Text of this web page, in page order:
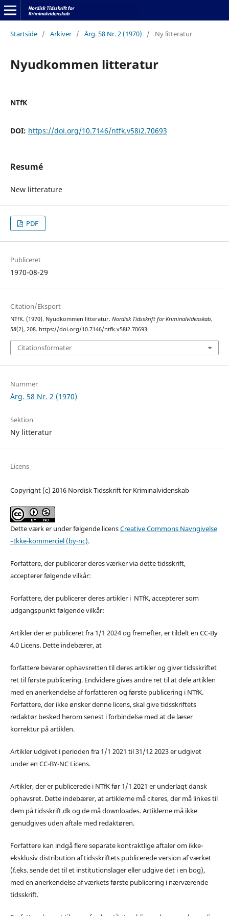
Startside / Arkiver / Årg. 58 Nr. 2 (1970) / Ny litteratur
Nyudkommen litteratur
NTfK
DOI: https://doi.org/10.7146/ntfk.v58i2.70693
Resumé
New litterature
PDF
Publiceret
1970-08-29
Citation/Eksport
NTfK. (1970). Nyudkommen litteratur. Nordisk Tidsskrift for Kriminalvidenskab,
58(2), 208. https://doi.org/10.7146/ntfk.v58i2.70693
Citationsformater
Nummer
Årg. 58 Nr. 2 (1970)
Sektion
Ny litteratur
Licens
Copyright (c) 2016 Nordisk Tidsskrift for Kriminalvidenskab
Dette værk er under følgende licensCreative Commons Navngivelse
–Ikke-kommerciel (by-nc).
Forfattere, der publicerer deres værker via dette tidsskrift,
accepterer følgende vilkår:
Forfattere, der publicerer deres artikler i NTfK, accepterer som
udgangspunkt følgende vilkår:
Artikler der er publiceret fra 1/1 2024 og fremefter, er tildelt en CC-By
4.0 Licens. Dette indebærer, at
forfattere bevarer ophavsretten til deres artikler og giver tidsskriftet
ret til første publicering. Endvidere gives andre ret til at dele artiklen
med en anerkendelse af forfatteren og første publicering i NTfK.
Forfattere, der ikke ønsker denne licens, skal give tidsskriftets
redaktør besked herom senest i forbindelse med at de læser
korrektur på artiklen.
Artikler udgivet i perioden fra 1/1 2021 til 31/12 2023 er udgivet
under en CC-BY-NC Licens.
Artikler, der er publicerede i NTfK før 1/1 2021 er underlagt dansk
ophavsret. Dette indebærer, at artiklerne må citeres, der må linkes til
dem på tidsskrift.dk og de må downloades. Artiklerne må ikke
genudgives uden aftale med redaktøren.
Forfattere kan indgå flere separate kontraktlige aftaler om ikke-
eksklusiv distribution af tidsskriftets publicerede version af værket
(f.eks. sende det til et institutionslager eller udgive det i en bog),
med en anerkendelse af værkets første publicering i nærværende
tidsskrift.